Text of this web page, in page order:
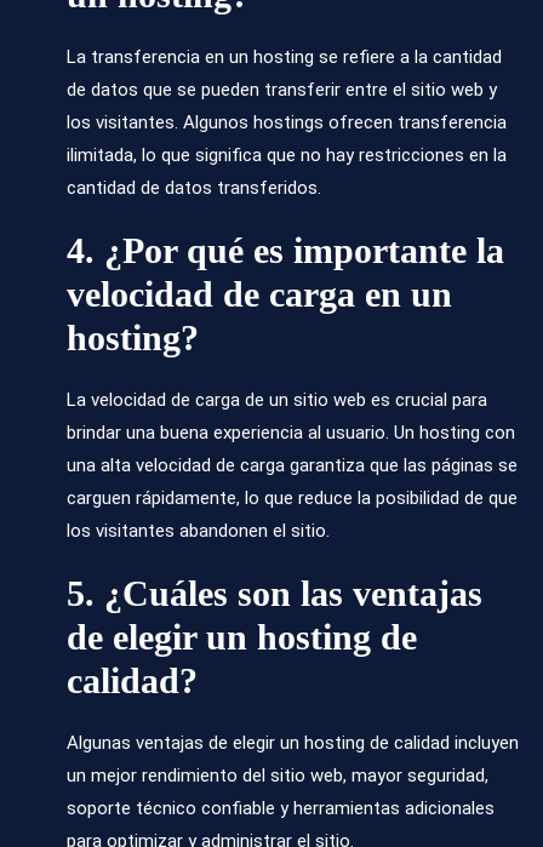
La transferencia en un hosting se refiere a la cantidad
de datos que se pueden transferir entre el sitio web y
los visitantes. Algunos hostings ofrecen transferencia
ilimitada, lo que significa que no hay restricciones en la
cantidad de datos transferidos.
4. ¿Por qué es importante la
velocidad de carga en un
hosting?
La velocidad de carga de un sitio web es crucial para
brindar una buena experiencia al usuario. Un hosting con
una alta velocidad de carga garantiza que las páginas se
carguen rápidamente, lo que reduce la posibilidad de que
los visitantes abandonen el sitio.
5. ¿Cuáles son las ventajas
de elegir un hosting de
calidad?
Algunas ventajas de elegir un hosting de calidad incluyen
un mejor rendimiento del sitio web, mayor seguridad,
soporte técnico confiable y herramientas adicionales
para optimizar y administrar el sitio.